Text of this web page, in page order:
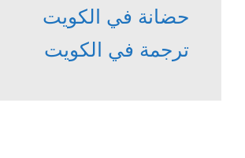
حضانة في الكويت
ترجمة في الكويت